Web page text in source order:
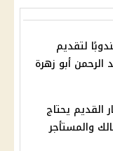
لتقديم
الرحمن أبو زهرة
القديم يحتاج
والمستأجر